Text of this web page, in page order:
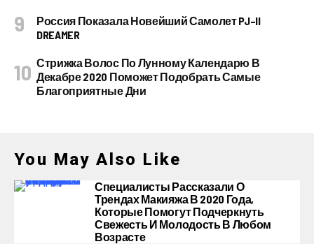
Россия Показала Новейший Самолет PJ–II
DREAMER
Стрижка Волос По Лунному Календарю В
Декабре 2020 Поможет Подобрать Самые
Благоприятные Дни
You May Also Like
Специалисты Рассказали О
Трендах Макияжа В 2020 Года,
Которые Помогут Подчеркнуть
Свежесть И Молодость В Любом
Возрасте